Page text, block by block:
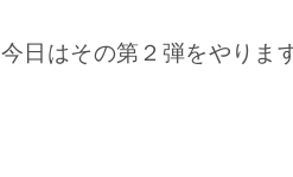
今日はその第２弾をやりま